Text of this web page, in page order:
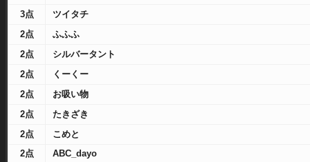
3点
ツイタチ
2点
ふふふ
2点
シルバータント
2点
くーくー
2点
お吸い物
2点
たきざき
2点
こめと
2点
ABC_dayo